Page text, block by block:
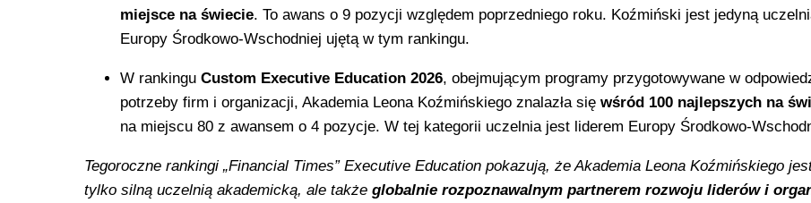
miejsce na świecie. To awans o 9 pozycji względem poprzedniego roku. Koźmiński jest jedyną
Europy Środkowo-Wschodniej ujętą w tym rankingu.
W rankingu Custom Executive Education 2026, obejmującym programy przygotowywane w
potrzeby firm i organizacji, Akademia Leona Koźmińskiego znalazła się wśród 100 najlepszych na
na miejscu 80 z awansem o 4 pozycje. W tej kategorii uczelnia jest liderem Europy Środkowo-
Tegoroczne rankingi „Financial Times” Executive Education pokazują, że Akademia Leona Koźmińskiego
tylko silną uczelnią akademicką, ale także globalnie rozpoznawalnym partnerem rozwoju liderów i